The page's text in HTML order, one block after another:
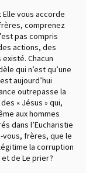
vous accorde
comprenez
pas compris
actions, des
Chacun
qui n’est qu’une
aujourd’hui
outrepasse la
« Jésus » qui,
aux hommes
dans l’Eucharistie
frères, que le
la corruption
de Le prier ?